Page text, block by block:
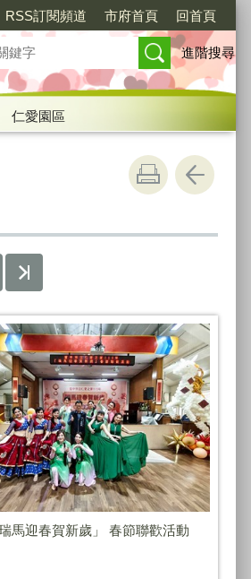
RSS訂閱頻道 市府首頁 回首頁
進階搜尋
仁愛園區
馬迎春賀新歲」 春節聯歡活動